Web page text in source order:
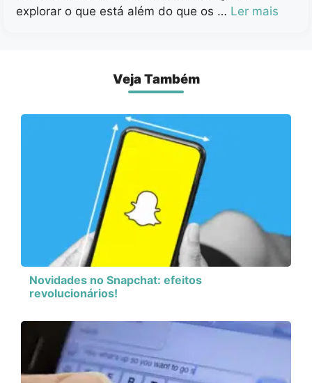
explorar o que está além do que os … Ler mais
Veja Também
Novidades no Snapchat: efeitos
revolucionários!